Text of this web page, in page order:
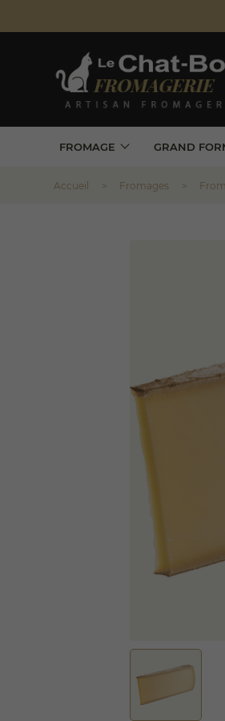
FROMAGE GRAND
Accueil Fromages